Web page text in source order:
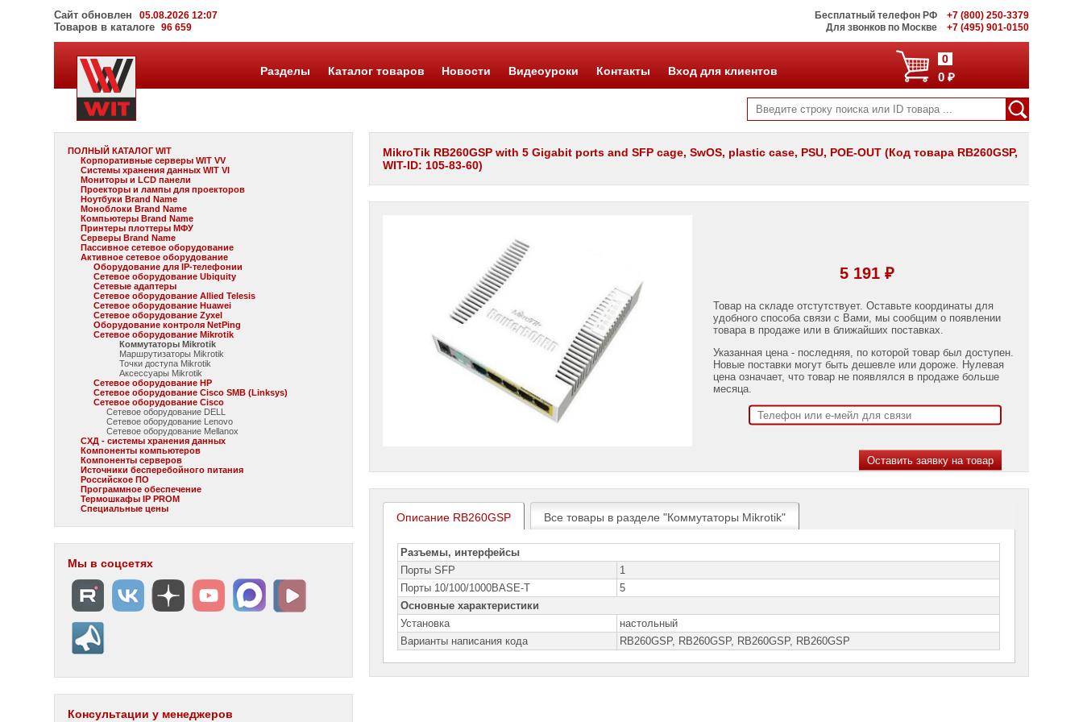
Сайт обновлен 05.08.2026 12:07
Товаров в каталоге96 659
Бесплатный телефон РФ
+7 (800) 250-3379
Для звонков по Москве
+7 (495) 901-0150
0
0 ₽
Разделы Каталог товаров Новости Видеоуроки Контакты Вход для клиентов
ПОЛНЫЙ КАТАЛОГ WIT
Корпоративные серверы WIT VV
Системы хранения данных WIT VI
Мониторы и LCD панели
Проекторы и лампы для проекторов
Ноутбуки Brand Name
Моноблоки Brand Name
Компьютеры Brand Name
Принтеры плоттеры МФУ
Серверы Brand Name
Пассивное сетевое оборудование
Активное сетевое оборудование
Оборудование для IP-телефонии
Сетевое оборудование Ubiquity
Сетевые адаптеры
Сетевое оборудование Allied Telesis
Сетевое оборудование Huawei
Сетевое оборудование Zyxel
Оборудование контроля NetPing
Сетевое оборудование Mikrotik
Коммутаторы Mikrotik
Маршрутизаторы Mikrotik
Точки доступа Mikrotik
Аксессуары Mikrotik
Сетевое оборудование HP
Сетевое оборудование Cisco SMB (Linksys)
Сетевое оборудование Cisco
Сетевое оборудование DELL
Сетевое оборудование Lenovo
Сетевое оборудование Mellanox
СХД - системы хранения данных
Компоненты компьютеров
Компоненты серверов
Источники бесперебойного питания
Российское ПО
Программное обеспечение
Термошкафы IP PROM
Специальные цены
Мы в соцсетях
Консультации у менеджеров
MikroTik RB260GSP with 5 Gigabit ports and SFP cage, SwOS, plastic case, PSU, POE-OUT (Код товара RB260GSP,
WIT-ID: 105-83-60)
5 191 ₽
Товар на складе отстутствует. Оставьте координаты для
удобного способа связи с Вами, мы сообщим о появлении
товара в продаже или в ближайших поставках.
Указанная цена - последняя, по которой товар был доступен.
Новые поставки могут быть дешевле или дороже. Нулевая
цена означает, что товар не появлялся в продаже больше
месяца.
Описание RB260GSP Все товары в разделе "Коммутаторы Mikrotik"
Разъемы, интерфейсы
Порты SFP
1
Порты 10/100/1000BASE-T
5
Основные характеристики
Установка
настольный
Варианты написания кода
RB260GSP, RB260GSP, RВ260GSP, RВ260GSР